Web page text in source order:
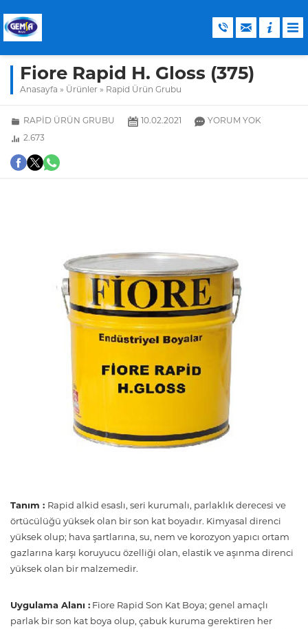
Fiore Rapid H. Gloss (375)
Anasayfa » Ürünler » Rapid Ürün Grubu
RAPID ÜRÜN GRUBU 10.02.2021 YORUM YOK
2.673
Tanım : Rapid alkid esaslı, seri kurumalı, parlaklık derecesi ve
örtücülüğü yüksek olan bir son kat boyadır. Kimyasal direnci
yüksek olup; hava şartlarına, su, nem ve korozyon yapıcı ortam
gazlarına karşı koruyucu özelliği olan, elastik ve aşınma direnci
yüksek olan bir malzemedir.
Uygulama Alanı : Fiore Rapid Son Kat Boya; genel amaçlı
parlak bir son kat boya olup, çabuk kuruma gerektiren her